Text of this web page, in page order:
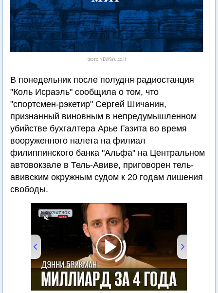
Фото NEWSru.co.il
В понедельник после полудня радиостанция
"Коль Исраэль" сообщила о том, что
"спортсмен-рэкетир" Сергей Шичанин,
признанный виновным в непредумышленном
убийстве бухгалтера Арье Газита во время
вооруженного налета на филиал
филиппинского банка "Альфа" на Центральном
автовокзале в Тель-Авиве, приговорен тель-
авивским окружным судом к 20 годам лишения
свободы.
00:00 / 24:36